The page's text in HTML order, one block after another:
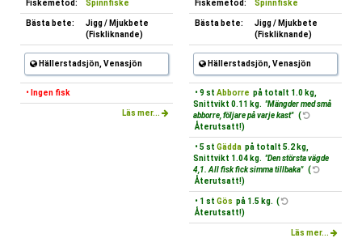
Fiskemetod: Spinnfiske
Bästa bete:
Jigg / Mjukbete
(Fiskliknande)
Hällerstadsjön, Venasjön
• Ingen fisk
Läs mer...
Fiskemetod: Spinnfiske
Bästa bete:
Jigg / Mjukbete
(Fiskliknande)
Hällerstadsjön, Venasjön
• 9 st Abborre på totalt 1.0 kg,
Snittvikt 0.11 kg. "Mängder med små
abborre, följare på varje kast" (
Återutsatt!)
• 5 st Gädda på totalt 5.2 kg,
Snittvikt 1.04 kg. "Den största vägde
4,1. All fisk fick simma tillbaka" (
Återutsatt!)
• 1 st Gös på 1.5 kg. (
Återutsatt!)
Läs mer...